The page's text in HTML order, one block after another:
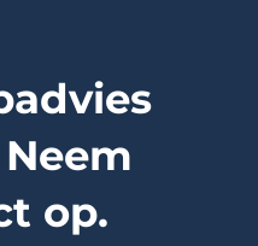
op.